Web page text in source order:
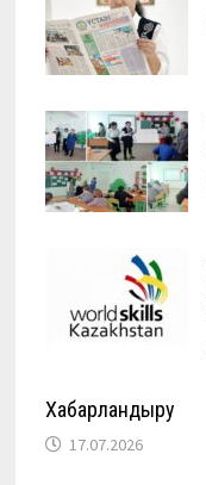
Хабарландыру
17.07.2026